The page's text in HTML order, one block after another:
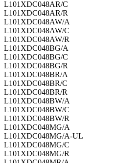
L101XDC048AR/C
L101XDC048AR/R
L101XDC048AW/A
L101XDC048AW/C
L101XDC048AW/R
L101XDC048BG/A
L101XDC048BG/C
L101XDC048BG/R
L101XDC048BR/A
L101XDC048BR/C
L101XDC048BR/R
L101XDC048BW/A
L101XDC048BW/C
L101XDC048BW/R
L101XDC048MG/A
L101XDC048MG/A-UL
L101XDC048MG/C
L101XDC048MG/R